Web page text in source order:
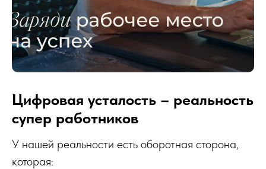
Цифровая усталость – реальность
супер работников
У нашей реальности есть оборотная сторона,
которая: